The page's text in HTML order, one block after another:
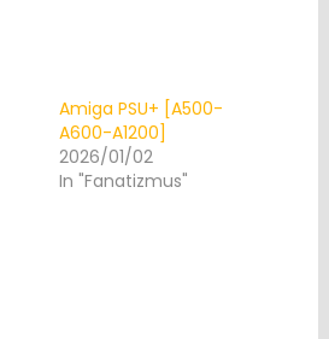
Amiga PSU+ [A500-
A600-A1200]
2026/01/02
In "Fanatizmus"